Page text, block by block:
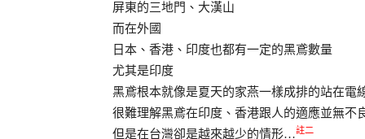
屏東的三地門、大漢山
而在外國
日本、香港、印度也都有一定的黑鳶數量
尤其是印度
黑鳶根本就像是夏天的家燕一樣成排的站在電
很難理解黑鳶在印度、香港跟人的適應並無不
但是在台灣卻是越來越少的情形…註二